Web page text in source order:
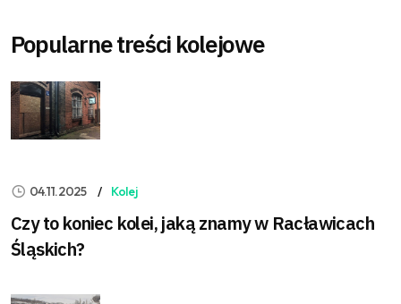
Popularne treści kolejowe
04.11.2025 Kolej
Czy to koniec kolei, jaką znamy w Racławicach
Śląskich?